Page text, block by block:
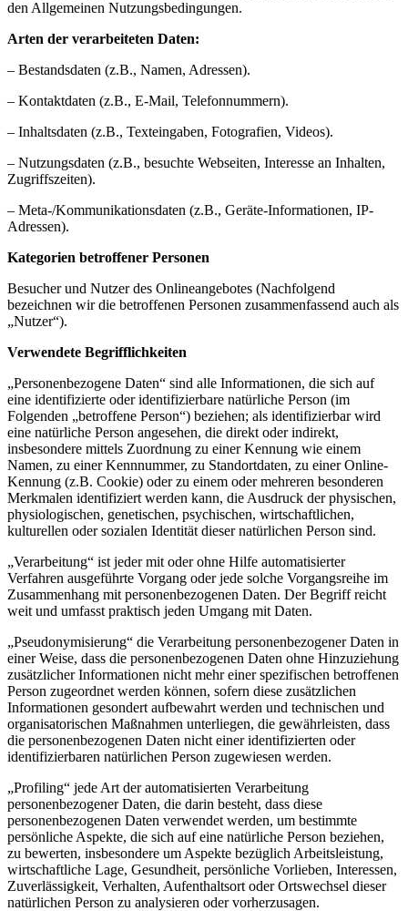
den Allgemeinen Nutzungsbedingungen.
Arten der verarbeiteten Daten:
– Bestandsdaten (z.B., Namen, Adressen).
– Kontaktdaten (z.B., E-Mail, Telefonnummern).
– Inhaltsdaten (z.B., Texteingaben, Fotografien, Videos).
– Nutzungsdaten (z.B., besuchte Webseiten, Interesse an Inhalten,
Zugriffszeiten).
– Meta-/Kommunikationsdaten (z.B., Geräte-Informationen, IP-
Adressen).
Kategorien betroffener Personen
Besucher und Nutzer des Onlineangebotes (Nachfolgend
bezeichnen wir die betroffenen Personen zusammenfassend auch als
„Nutzer“).
Verwendete Begrifflichkeiten
„Personenbezogene Daten“ sind alle Informationen, die sich auf
eine identifizierte oder identifizierbare natürliche Person (im
Folgenden „betroffene Person“) beziehen; als identifizierbar wird
eine natürliche Person angesehen, die direkt oder indirekt,
insbesondere mittels Zuordnung zu einer Kennung wie einem
Namen, zu einer Kennnummer, zu Standortdaten, zu einer Online-
Kennung (z.B. Cookie) oder zu einem oder mehreren besonderen
Merkmalen identifiziert werden kann, die Ausdruck der physischen,
physiologischen, genetischen, psychischen, wirtschaftlichen,
kulturellen oder sozialen Identität dieser natürlichen Person sind.
„Verarbeitung“ ist jeder mit oder ohne Hilfe automatisierter
Verfahren ausgeführte Vorgang oder jede solche Vorgangsreihe im
Zusammenhang mit personenbezogenen Daten. Der Begriff reicht
weit und umfasst praktisch jeden Umgang mit Daten.
„Pseudonymisierung“ die Verarbeitung personenbezogener Daten in
einer Weise, dass die personenbezogenen Daten ohne Hinzuziehung
zusätzlicher Informationen nicht mehr einer spezifischen betroffenen
Person zugeordnet werden können, sofern diese zusätzlichen
Informationen gesondert aufbewahrt werden und technischen und
organisatorischen Maßnahmen unterliegen, die gewährleisten, dass
die personenbezogenen Daten nicht einer identifizierten oder
identifizierbaren natürlichen Person zugewiesen werden.
„Profiling“ jede Art der automatisierten Verarbeitung
personenbezogener Daten, die darin besteht, dass diese
personenbezogenen Daten verwendet werden, um bestimmte
persönliche Aspekte, die sich auf eine natürliche Person beziehen,
zu bewerten, insbesondere um Aspekte bezüglich Arbeitsleistung,
wirtschaftliche Lage, Gesundheit, persönliche Vorlieben, Interessen,
Zuverlässigkeit, Verhalten, Aufenthaltsort oder Ortswechsel dieser
natürlichen Person zu analysieren oder vorherzusagen.